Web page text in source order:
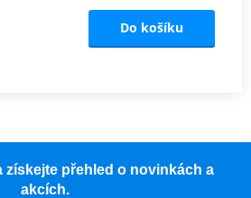
Do košíku
získejte přehled o novinkách a
akcích.